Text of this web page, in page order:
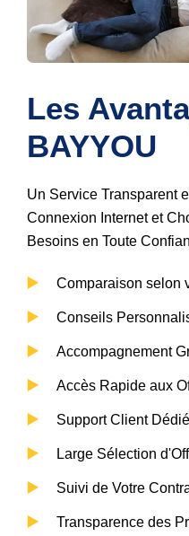
Les
BAYYOU
Un Service Transparent
Connexion Internet et
Besoins en Toute
Comparaison selon
Conseils
Accompagnement
Accès Rapide aux
Support Client Dédié
Large Sélection
Suivi de Votre
Transparence des